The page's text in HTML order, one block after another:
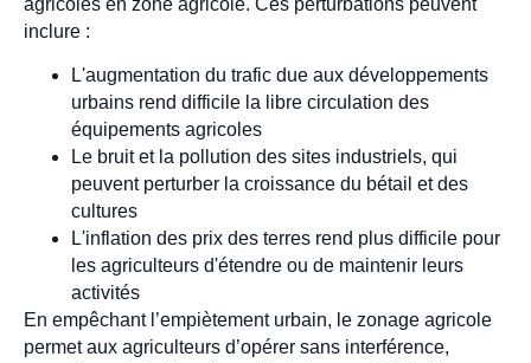
inclure :
L'augmentation du trafic due aux développements
urbains rend difficile la libre circulation des
équipements agricoles
Le bruit et la pollution des sites industriels, qui
peuvent perturber la croissance du bétail et des
cultures
L'inflation des prix des terres rend plus difficile pour
les agriculteurs d'étendre ou de maintenir leurs
activités
En empêchant l’empiètement urbain, le zonage agricole
permet aux agriculteurs d’opérer sans interférence,